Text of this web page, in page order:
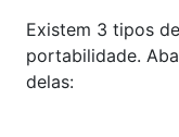
Existem 3 tipos
portabilidade.
delas: